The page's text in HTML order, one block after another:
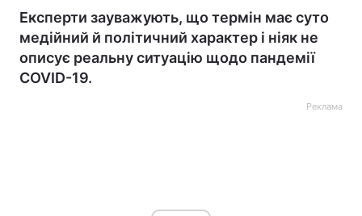
Експерти зауважують, що термін має суто
медійний й політичний характер і ніяк не
описує реальну ситуацію щодо пандемії
COVID-19.
Реклама